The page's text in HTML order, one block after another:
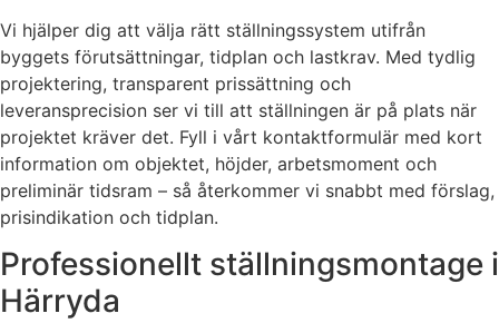
Vi hjälper dig att välja rätt ställningssystem utifrån
byggets förutsättningar, tidplan och lastkrav. Med tydlig
projektering, transparent prissättning och
leveransprecision ser vi till att ställningen är på plats när
projektet kräver det. Fyll i vårt kontaktformulär med kort
information om objektet, höjder, arbetsmoment och
preliminär tidsram – så återkommer vi snabbt med förslag,
prisindikation och tidplan.
Professionellt ställningsmontage i
Härryda